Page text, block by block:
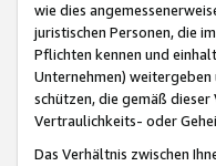
wie dies
juristischen Personen, die
Pflichten kennen und
Unternehmen)
schützen, die gemäß
Vertraulichkeits- oder
Das Verhältnis zwischen